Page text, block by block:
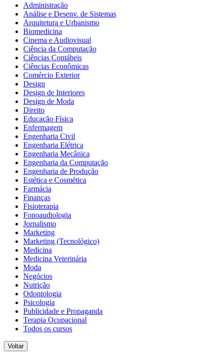
Administração
Análise e Desenv. de Sistemas
Arquitetura e Urbanismo
Biomedicina
Cinema e Audiovisual
Ciência da Computação
Ciências Contábeis
Ciências Econômicas
Comércio Exterior
Design
Design de Interiores
Design de Moda
Direito
Educação Física
Enfermagem
Engenharia Civil
Engenharia Elétrica
Engenharia Mecânica
Engenharia da Computação
Engenharia de Produção
Estética e Cosmética
Farmácia
Finanças
Fisioterapia
Fonoaudiologia
Jornalismo
Marketing
Marketing (Tecnológico)
Medicina
Medicina Veterinária
Moda
Negócios
Nutrição
Odontologia
Psicologia
Publicidade e Propaganda
Terapia Ocupacional
Todos os cursos
Voltar